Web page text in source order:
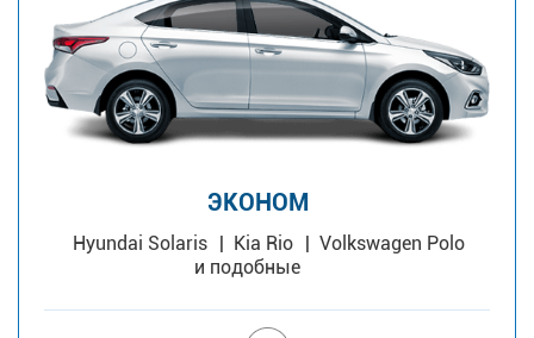
ЭКОНОМ
Hyundai Solaris Kia Rio
Volkswagen Polo
и подобные